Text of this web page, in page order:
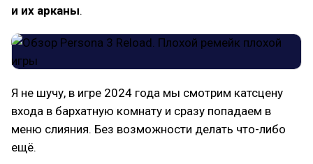
и их арканы.
Я не шучу, в игре 2024 года мы смотрим катсцену
входа в бархатную комнату и сразу попадаем в
меню слияния. Без возможности делать что-либо
ещё.